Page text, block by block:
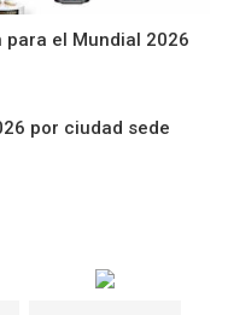
para el Mundial 2026
por ciudad sede